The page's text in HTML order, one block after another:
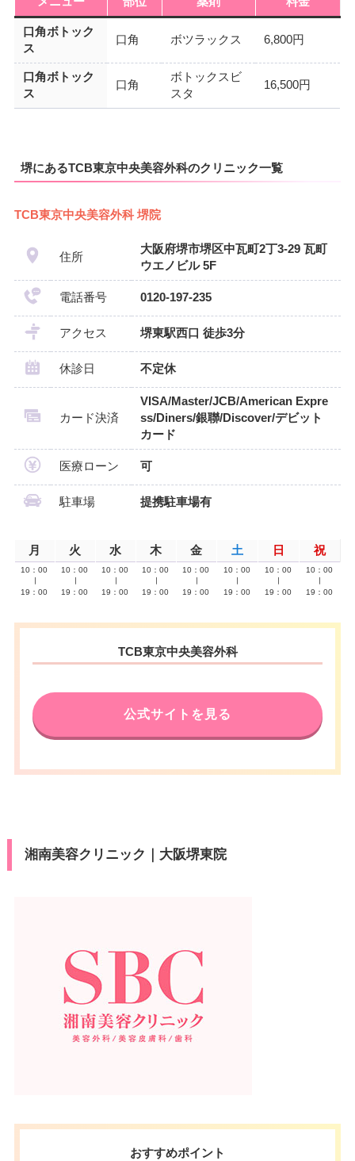
口角ボトック
ス
口角 ボツラックス 6,800円
口角ボトック
ス
口角
ボトックスビ
スタ
16,500円
堺にあるTCB東京中央美容外科のクリニック一覧
TCB東京中央美容外科 堺院
住所
大阪府堺市堺区中瓦町2丁3-29 瓦町
ウエノビル 5F
電話番号 0120-197-235
アクセス 堺東駅西口 徒歩3分
休診日 不定休
カード決済
VISA/Master/JCB/American Expre
ss/Diners/銀聯/Discover/デビット
カード
医療ローン 可
駐車場 提携駐車場有
月 火 水 木 金 土 日 祝
10：00
19：00
10：00
19：00
10：00
19：00
10：00
19：00
10：00
19：00
10：00
19：00
10：00
19：00
10：00
19：00
TCB東京中央美容外科
公式サイトを見る
湘南美容クリニック｜大阪堺東院
おすすめポイント